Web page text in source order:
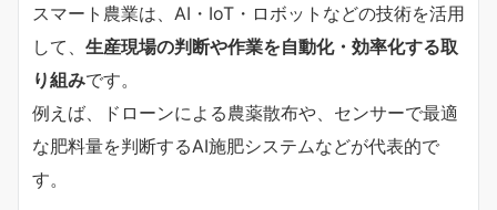
スマート農業は、AI・IoT・ロボットなどの技術を活用
して、 生産現場の判断や作業を自動化・効率化する取
り組みです。
例えば、ドローンによる農薬散布や、センサーで最適
な肥料量を判断するAI施肥システムなどが代表的で
す。